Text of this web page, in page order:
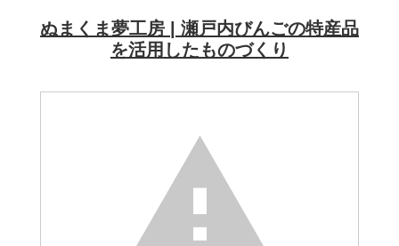
ぬまくま夢工房 | 瀬戸内びんごの特産品
を活用したものづくり